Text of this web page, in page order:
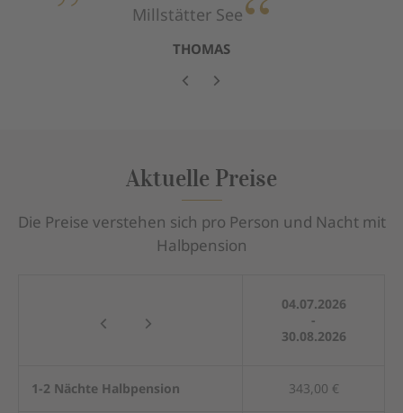
Millstätter See
THOMAS
Aktuelle Preise
Die Preise verstehen sich pro Person und Nacht mit
Halbpension
1-2 Nächte Halbpension
04.07.2026
-
30.08.2026
343,00 €